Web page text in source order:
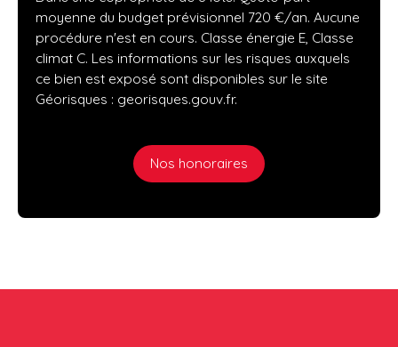
moyenne du budget prévisionnel 720 €/an. Aucune
procédure n'est en cours. Classe énergie E, Classe
climat C. Les informations sur les risques auxquels
ce bien est exposé sont disponibles sur le site
Géorisques : georisques.gouv.fr.
Nos honoraires